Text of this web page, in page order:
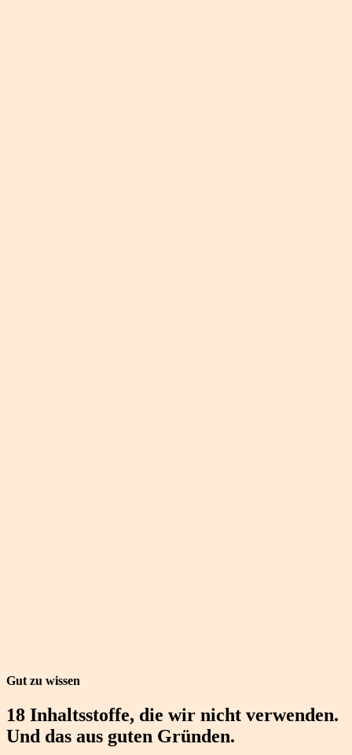
Gut zu wissen
18 Inhaltsstoffe, die wir nicht verwenden.
Und das aus guten Gründen.